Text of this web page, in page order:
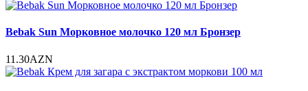
Bebak Sun Морковное молочко 120 мл Бронзер
11.30AZN